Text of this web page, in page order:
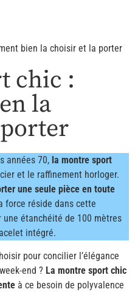
bien la choisir et la porter
chic :
la
années 70, la montre sport
et le raffinement horloger.
une seule pièce en toute
force réside dans cette
étanchéité de 100 mètres
intégré.
pour concilier l’élégance
end ? La montre sport chic
à ce besoin de polyvalence